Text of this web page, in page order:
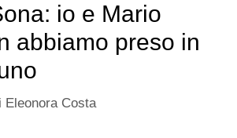
io e Mario
abbiamo preso in
Eleonora Costa